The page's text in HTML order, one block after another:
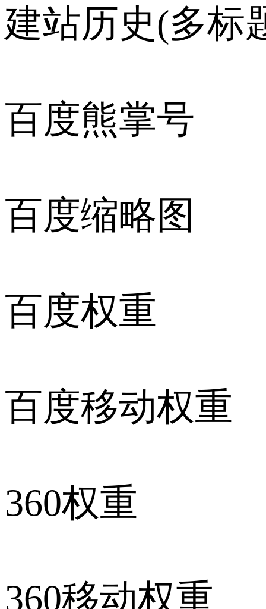
建站历史(多标
百度熊掌号
百度缩略图
百度权重
百度移动权重
360权重
360移动权重